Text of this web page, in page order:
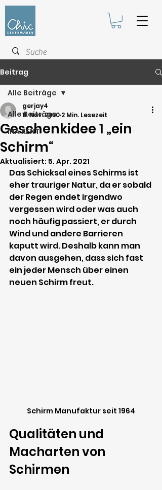
Beitrag
Alle Beiträge
INA KENT
Alle Beiträge
Geschenkidee 1 „ein
Schirm“
gerjay4
11. Nov. 2020 2 Min. Lesezeit
Aktualisiert: 5. Apr. 2021
Das Schicksal eines Schirms ist
eher trauriger Natur, da er sobald
der Regen endet irgendwo
vergessen wird oder was auch
noch häufig passiert, er durch
Wind und andere Barrieren
kaputt wird. Deshalb kann man
davon ausgehen, dass sich fast
ein jeder Mensch über einen
neuen Schirm freut.
Schirm Manufaktur seit 1964
Qualitäten und
Macharten von
Schirmen